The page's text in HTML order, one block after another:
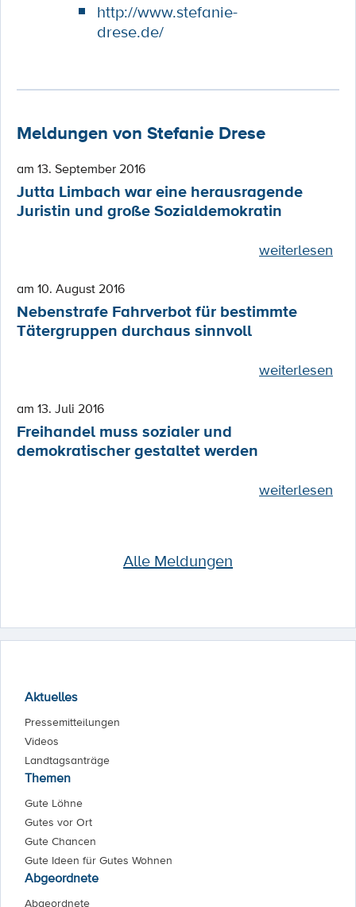
http://www.stefanie-
drese.de/
Meldungen von Stefanie Drese
am 13. September 2016
Jutta Limbach war eine herausragende
Juristin und große Sozialdemokratin
weiterlesen
am 10. August 2016
Nebenstrafe Fahrverbot für bestimmte
Tätergruppen durchaus sinnvoll
weiterlesen
am 13. Juli 2016
Freihandel muss sozialer und
demokratischer gestaltet werden
weiterlesen
Alle Meldungen
Aktuelles
Pressemitteilungen
Videos
Landtagsanträge
Themen
Gute Löhne
Gutes vor Ort
Gute Chancen
Gute Ideen für Gutes Wohnen
Abgeordnete
Abgeordnete